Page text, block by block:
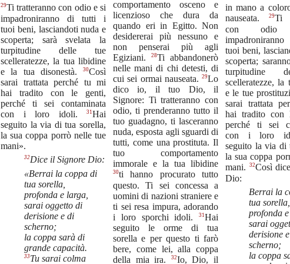
29Ti tratteranno con odio e si
impadroniranno di tutti i
tuoi beni, lasciandoti nuda e
scoperta; sarà svelata la
turpitudine delle tue
scelleratezze, la tua libidine
e la tua disonestà.
30Così
sarai trattata perché tu mi
hai tradito con le genti,
perché ti sei contaminata
con i loro idoli.
31 Hai
seguito la via di tua sorella,
la sua coppa porrò nelle tue
mani».
32Dice il Signore Dio:
«Berrai la coppa di
tua sorella,
profonda e larga,
sarai oggetto di
derisione e di
scherno;
la coppa sarà di
grande capacità.
33Tu sarai colma
comportamento osceno e
licenzioso che dura da
quando eri in Egitto. Non
desidererai più nessuno e
non penserai più agli
Egiziani.
28Ti abbandonerò
nelle mani di chi detesti, di
cui sei ormai nauseata. 29Lo
dico io, il tuo Dio, il
Signore: Ti tratteranno con
odio, ti prenderanno tutto il
tuo guadagno, ti lasceranno
nuda, esposta agli sguardi di
tutti, come una prostituta. Il
tuo comportamento
immorale e la tua libidine
30ti hanno procurato tutto
questo. Ti sei concessa a
uomini di nazioni straniere e
ti sei resa impura, adorando
i loro sporchi idoli.
31 Hai
seguito le orme di tua
sorella e per questo ti farò
bere, come lei, alla coppa
della mia ira.
32Io, Dio, il
in mano a
nauseata.
29Ti
con
tuoi beni,
scoperta;
turpitudine
scelleratezze, la
e le tue
sarai trattata
hai tradito con
perché ti sei
con i loro
seguito la via di
la sua coppa
mani.
32Così
Dio:
Berrai la
tua sorella,
profonda e
sarai
derisione
scherno;
la coppa